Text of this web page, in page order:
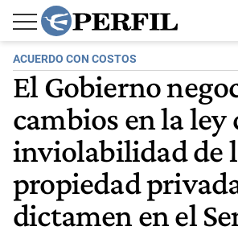
ACUERDO CON COSTOS
El Gobierno
cambios en la ley
inviolabilidad de
propiedad
dictamen en el